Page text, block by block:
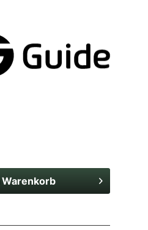
Warenkorb